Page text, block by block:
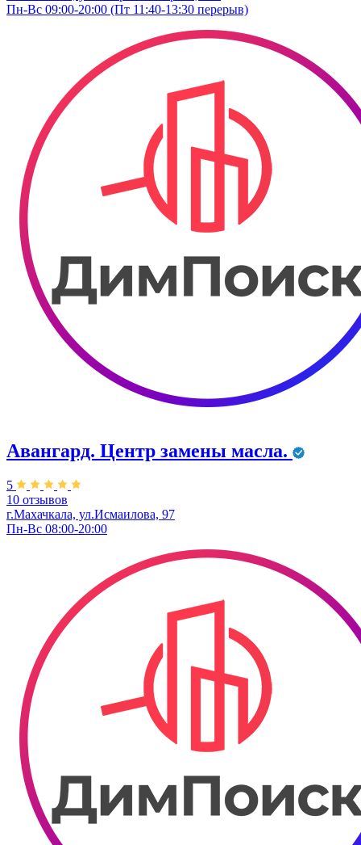
Пн-Вс 09:00-20:00 (Пт 11:40-13:30 перерыв)
Авангард. ​Центр замены масла.
5
10 отзывов
г.Махачкала, ул.Исмаилова, 97
Пн-Вс 08:00-20:00